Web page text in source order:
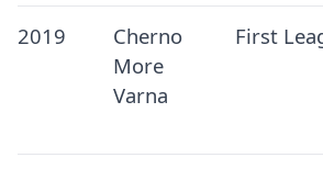
2019
Cherno
More
Varna
First